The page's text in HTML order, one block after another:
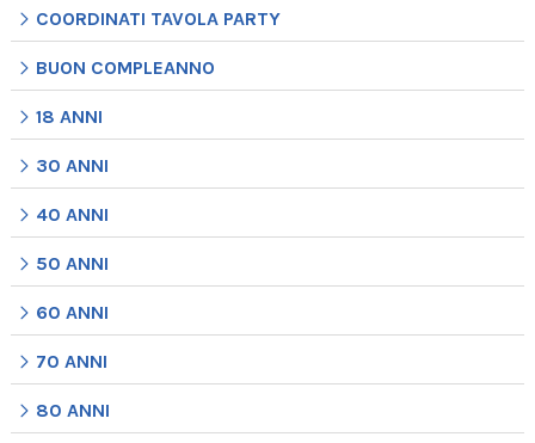
COORDINATI TAVOLA PARTY
BUON COMPLEANNO
18 ANNI
30 ANNI
40 ANNI
50 ANNI
60 ANNI
70 ANNI
80 ANNI